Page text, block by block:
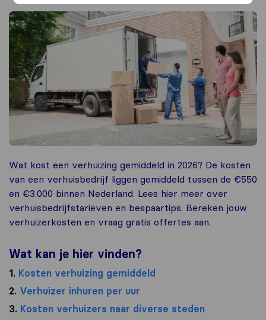
Wat kost een verhuizing gemiddeld in 2026? De kosten
van een verhuisbedrijf liggen gemiddeld tussen de €550
en €3.000 binnen Nederland. Lees hier meer over
verhuisbedrijfstarieven en bespaartips. Bereken jouw
verhuizerkosten en vraag gratis offertes aan.
Wat kan je hier vinden?
1. Kosten verhuizing gemiddeld
2. Verhuizer inhuren per uur
3. Kosten verhuizers naar diverse steden